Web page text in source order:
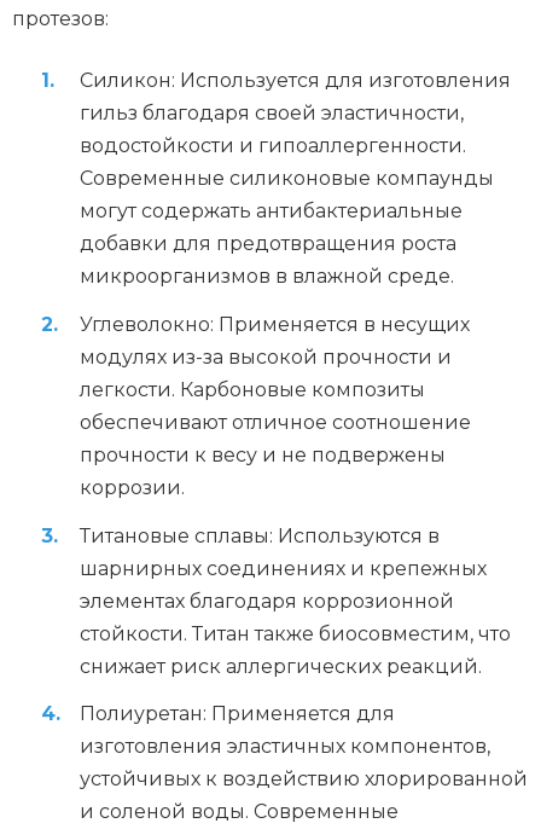
протезов:
Силикон: Используется для изготовления
гильз благодаря своей эластичности,
водостойкости и гипоаллергенности.
Современные силиконовые компаунды
могут содержать антибактериальные
добавки для предотвращения роста
микроорганизмов в влажной среде.
Углеволокно: Применяется в несущих
модулях из-за высокой прочности и
легкости. Карбоновые композиты
обеспечивают отличное соотношение
прочности к весу и не подвержены
коррозии.
Титановые сплавы: Используются в
шарнирных соединениях и крепежных
элементах благодаря коррозионной
стойкости. Титан также биосовместим, что
снижает риск аллергических реакций.
Полиуретан: Применяется для
изготовления эластичных компонентов,
устойчивых к воздействию хлорированной
и соленой воды. Современные